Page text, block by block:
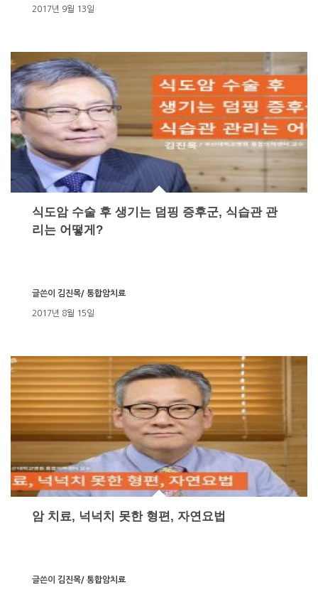
2017년 9월 13일
식도암 수술 후 생기는 덤핑 증후군, 식습관 관
리는 어떻게?
2017년 8월 15일
글쓴이 김진목/ 통합암치료
암 치료, 넉넉치 못한 형편, 자연요법
글쓴이 김진목/ 통합암치료